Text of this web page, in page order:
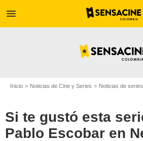
menu
Inicio Noticias de Cine y Series Noticias de series
Si te gustó esta
Pablo Escobar en